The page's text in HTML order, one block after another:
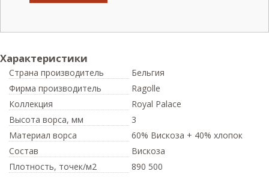
Характеристики
Страна производитель
Бельгия
Фирма производитель
Ragolle
Коллекция
Royal Palace
Высота ворса, мм
3
Материал ворса
60% Вискоза + 40% хлопок
Состав
Вискоза
Плотность, точек/м2
890 500